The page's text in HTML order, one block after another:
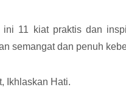
ini 11 kiat praktis dan
semangat dan penuh
Ikhlaskan Hati.